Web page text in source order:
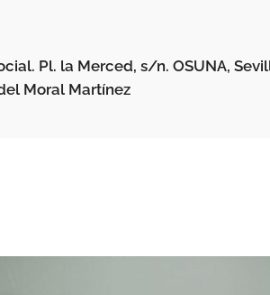
Pl. la Merced, s/n. OSUNA,
Moral Martínez